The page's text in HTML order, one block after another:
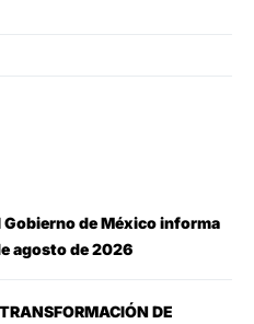
Gobierno de México informa
agosto de 2026
DE